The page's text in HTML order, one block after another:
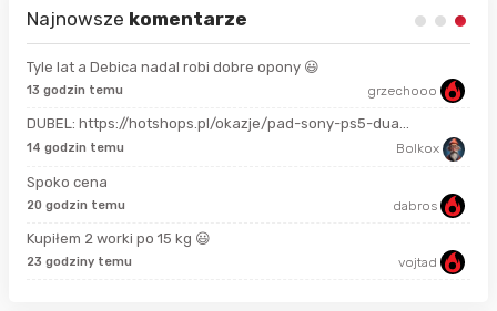
Najnowsze komentarze
Tyle lat a Debica nadal robi dobre opony 😃
13 godzin temu grzechooo
DUBEL: https://hotshops.pl/okazje/pad-sony-ps5-dua...
14 godzin temu Bolkox
Spoko cena
20 godzin temu dabros
Kupiłem 2 worki po 15 kg 😃
23 godziny temu vojtad